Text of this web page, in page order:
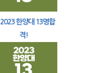
2023 한양대 13명합
격!